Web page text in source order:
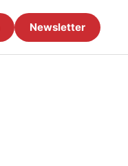
Newsletter